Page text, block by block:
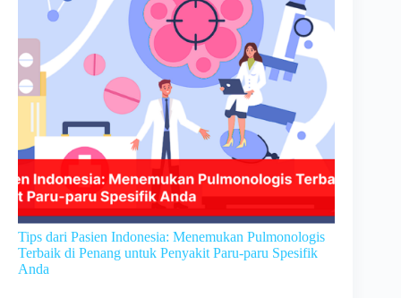
Tips dari Pasien Indonesia: Menemukan Pulmonologis
Terbaik di Penang untuk Penyakit Paru-paru Spesifik
Anda